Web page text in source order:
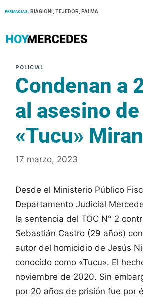
FARMACIAS: BIAGIONI, TEJEDOR, PALMA
Condenan a
al asesino de
«Tucu»
17 marzo, 2023
Desde el Ministerio Público
Departamento Judicial
la sentencia del TOC N° 2
Sebastián Castro (29 años)
autor del homicidio de Jesús
conocido como «Tucu». El
noviembre de 2020. Sin
por 20 años de prisión fue por